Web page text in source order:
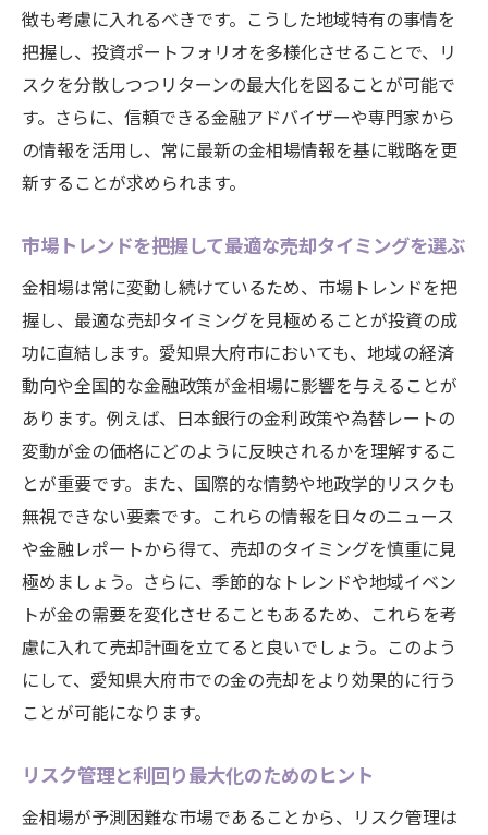
徴も考慮に入れるべきです。こうした地域特有の事情を
把握し、投資ポートフォリオを多様化させることで、リ
スクを分散しつつリターンの最大化を図ることが可能で
す。さらに、信頼できる金融アドバイザーや専門家から
の情報を活用し、常に最新の金相場情報を基に戦略を更
新することが求められます。
市場トレンドを把握して最適な売却タイミングを選ぶ
金相場は常に変動し続けているため、市場トレンドを把
握し、最適な売却タイミングを見極めることが投資の成
功に直結します。愛知県大府市においても、地域の経済
動向や全国的な金融政策が金相場に影響を与えることが
あります。例えば、日本銀行の金利政策や為替レートの
変動が金の価格にどのように反映されるかを理解するこ
とが重要です。また、国際的な情勢や地政学的リスクも
無視できない要素です。これらの情報を日々のニュース
や金融レポートから得て、売却のタイミングを慎重に見
極めましょう。さらに、季節的なトレンドや地域イベン
トが金の需要を変化させることもあるため、これらを考
慮に入れて売却計画を立てると良いでしょう。このよう
にして、愛知県大府市での金の売却をより効果的に行う
ことが可能になります。
リスク管理と利回り最大化のためのヒント
金相場が予測困難な市場であることから、リスク管理は